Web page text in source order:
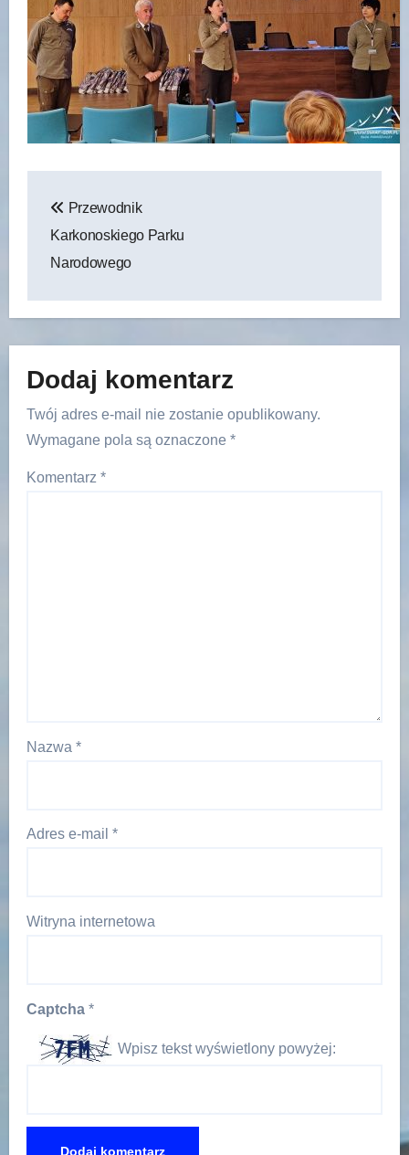
wpisu
Przewodnik
Karkonoskiego Parku
Narodowego
Dodaj komentarz
Twój adres e-mail nie zostanie opublikowany.
Wymagane pola są oznaczone *
Komentarz *
Nazwa *
Adres e-mail *
Witryna internetowa
Captcha *
Wpisz tekst wyświetlony powyżej: